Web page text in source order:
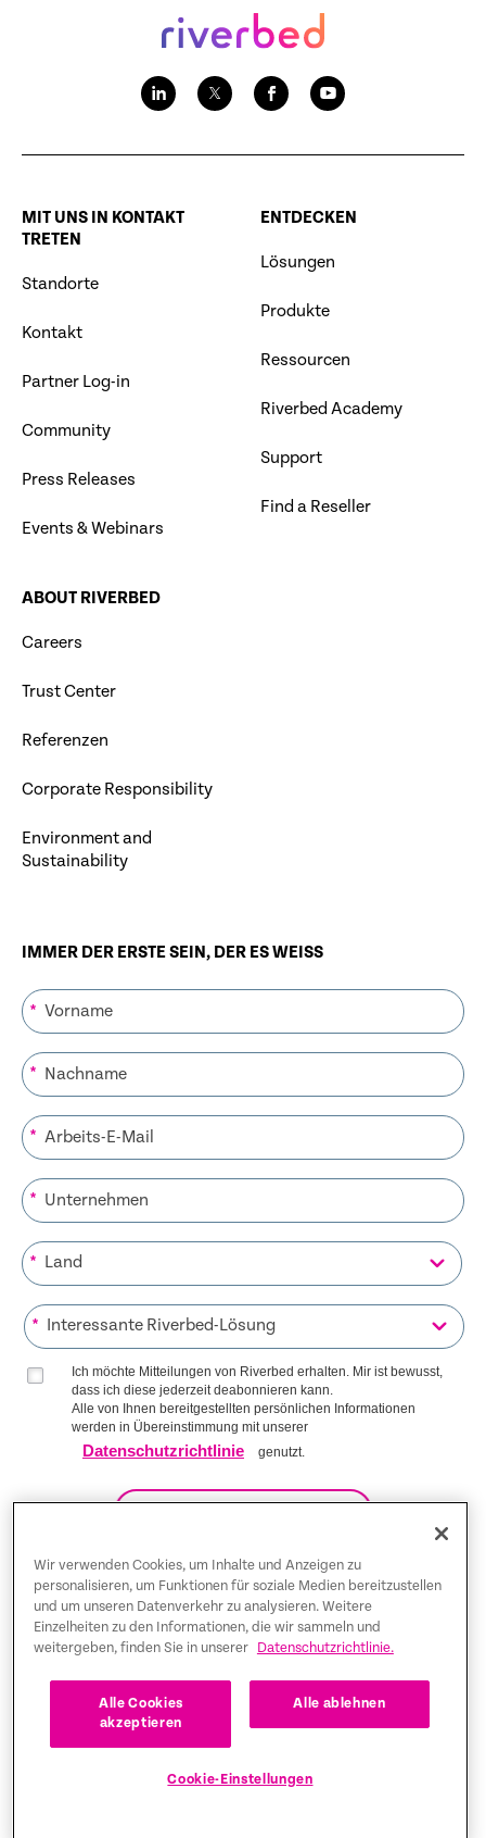
MIT UNS IN KONTAKT
TRETEN
Standorte
Kontakt
Partner Log-in
Community
Press Releases
Events & Webinars
ENTDECKEN
Lösungen
Produkte
Ressourcen
Riverbed Academy
Support
Find a Reseller
ABOUT RIVERBED
Careers
Trust Center
Referenzen
Corporate Responsibility
Environment and
Sustainability
IMMER DER ERSTE SEIN, DER ES WEISS
*
*
*
*
*
*
Ich möchte Mitteilungen von Riverbed erhalten. Mir ist bewusst,
dass ich diese jederzeit deabonnieren kann.
Alle von Ihnen bereitgestellten persönlichen Informationen
werden in Übereinstimmung mit unserer
Datenschutzrichtlinie genutzt.
Trust Center
Rechtliche Hinweise
Datenschutz-Bestimmungen
Tax Information
Deutsch
Wir verwenden Cookies, um Inhalte und Anzeigen zu
personalisieren, um Funktionen für soziale Medien bereitzustellen
und um unseren Datenverkehr zu analysieren. Weitere
Einzelheiten zu den Informationen, die wir sammeln und
weitergeben, finden Sie in unserer
Datenschutzrichtlinie.
Alle Cookies
akzeptieren
Alle ablehnen
Cookie-Einstellungen